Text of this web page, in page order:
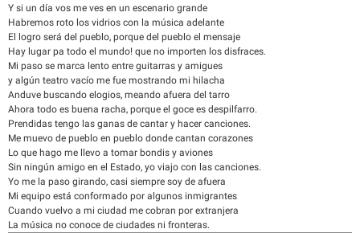
Y si un día vos me ves en un escenario grande
Habremos roto los vidrios con la música adelante
El logro será del pueblo, porque del pueblo el mensaje
Hay lugar pa todo el mundo! que no importen los disfraces.
Mi paso se marca lento entre guitarras y amigues
y algún teatro vacío me fue mostrando mi hilacha
Anduve buscando elogios, meando afuera del tarro
Ahora todo es buena racha, porque el goce es despilfarro.
Prendidas tengo las ganas de cantar y hacer canciones.
Me muevo de pueblo en pueblo donde cantan corazones
Lo que hago me llevo a tomar bondis y aviones
Sin ningún amigo en el Estado, yo viajo con las canciones.
Yo me la paso girando, casi siempre soy de afuera
Mi equipo está conformado por algunos inmigrantes
Cuando vuelvo a mi ciudad me cobran por extranjera
La música no conoce de ciudades ni fronteras.